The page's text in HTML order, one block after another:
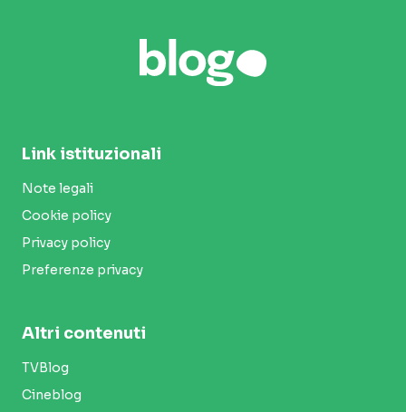
Link istituzionali
Note legali
Cookie policy
Privacy policy
Preferenze privacy
Altri contenuti
TVBlog
Cineblog